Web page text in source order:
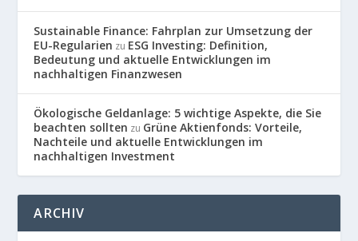
Sustainable Finance: Fahrplan zur Umsetzung der
EU-Regularien zu ESG Investing: Definition,
Bedeutung und aktuelle Entwicklungen im
nachhaltigen Finanzwesen
Ökologische Geldanlage: 5 wichtige Aspekte, die Sie
beachten sollten zu Grüne Aktienfonds: Vorteile,
Nachteile und aktuelle Entwicklungen im
nachhaltigen Investment
ARCHIV